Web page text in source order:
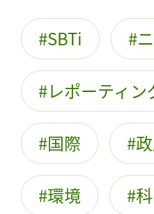
SBTi
レポーティ
国際
環境